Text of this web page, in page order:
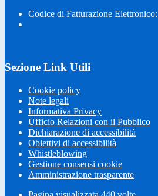
Codice di Fatturazione
Sezione Link Utili
Cookie policy
Note legali
Informativa Privacy
Ufficio Relazioni con il Pubblico
Dichiarazione di accessibilità
Obiettivi di accessibilità
Whistleblowing
Gestione consensi cookie
Amministrazione trasparente